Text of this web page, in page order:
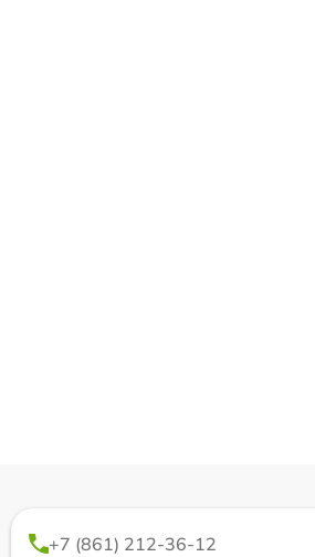
+7 (861) 212-36-12